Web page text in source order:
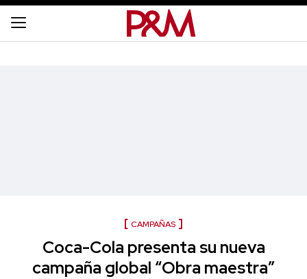
CAMPAÑAS
Coca-Cola presenta su nueva
campaña global “Obra maestra”